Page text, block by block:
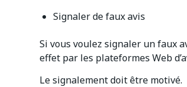
Signaler de faux avis
Si vous voulez signaler un faux
effet par les plateformes Web
Le signalement doit être motivé.